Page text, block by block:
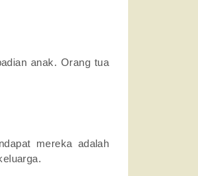
anak. Orang tua
mereka adalah